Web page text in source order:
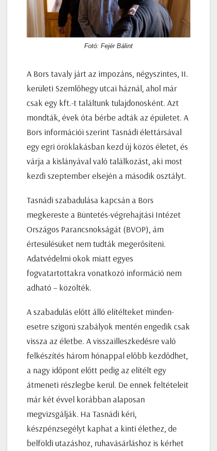
Fotó: Fejér Bálint
A Bors tavaly járt az impozáns, négyszintes, II.
kerületi Szemlőhegy utcai háznál, ahol már
csak egy kft.-t találtunk tulajdonosként. Azt
mondták, évek óta bérbe adták az épületet. A
Bors információi szerint Tasnádi élettársával
egy egri öröklakásban kezd új közös életet, és
várja a kislányával való találkozást, aki most
kezdi szeptember elsején a második osztályt.
Tasnádi szabadulása kapcsán a Bors
megkereste a Büntetés-végrehajtási Intézet
Országos Parancsnokságát (BVOP), ám
értesülésüket nem tudták megerősíteni.
Adatvédelmi okok miatt egyes
fogvatartottakra vonatkozó információ nem
adható – közölték.
A szabadulás előtt álló elítélteket minden-
esetre szigorú szabályok mentén engedik csak
vissza az életbe. A visszailleszkedésre való
felkészítés három hónappal előbb kezdődhet,
a nagy időpont előtt pedig az elítélt egy
átmeneti részlegbe kerül. De ennek feltételeit
már két évvel korábban alaposan
megvizsgálják. Ha Tasnádi kéri,
készpénzsegélyt kaphat a kinti élethez, de
belföldi utazáshoz, ruhavásárláshoz is kérhet